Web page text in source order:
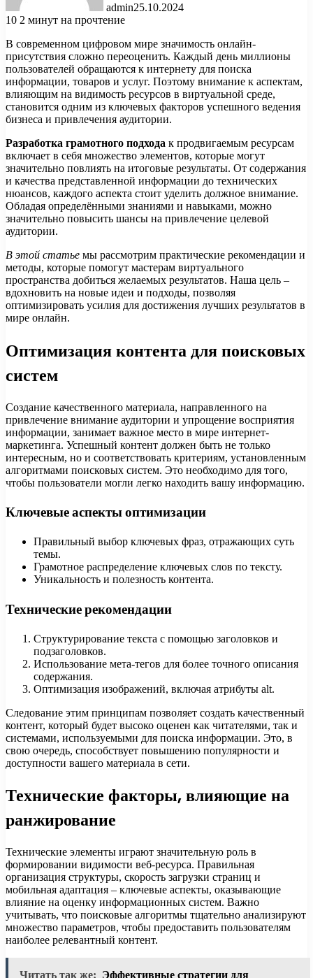
admin25.10.2024
10 2 минут на прочтение
В современном цифровом мире значимость онлайн-
присутствия сложно переоценить. Каждый день миллионы
пользователей обращаются к интернету для поиска
информации, товаров и услуг. Поэтому внимание к аспектам,
влияющим на видимость ресурсов в виртуальной среде,
становится одним из ключевых факторов успешного ведения
бизнеса и привлечения аудитории.
Разработка грамотного подхода к продвигаемым ресурсам
включает в себя множество элементов, которые могут
значительно повлиять на итоговые результаты. От содержания
и качества представленной информации до технических
нюансов, каждого аспекта стоит уделить должное внимание.
Обладая определёнными знаниями и навыками, можно
значительно повысить шансы на привлечение целевой
аудитории.
В этой статье мы рассмотрим практические рекомендации и
методы, которые помогут мастерам виртуального
пространства добиться желаемых результатов. Наша цель –
вдохновить на новые идеи и подходы, позволяя
оптимизировать усилия для достижения лучших результатов в
мире онлайн.
Оптимизация контента для поисковых
систем
Создание качественного материала, направленного на
привлечение внимание аудитории и упрощение восприятия
информации, занимает важное место в мире интернет-
маркетинга. Успешный контент должен быть не только
интересным, но и соответствовать критериям, установленным
алгоритмами поисковых систем. Это необходимо для того,
чтобы пользователи могли легко находить вашу информацию.
Ключевые аспекты оптимизации
Правильный выбор ключевых фраз, отражающих суть
темы.
Грамотное распределение ключевых слов по тексту.
Уникальность и полезность контента.
Технические рекомендации
Структурирование текста с помощью заголовков и
подзаголовков.
Использование мета-тегов для более точного описания
содержания.
Оптимизация изображений, включая атрибуты alt.
Следование этим принципам позволяет создать качественный
контент, который будет высоко оценен как читателями, так и
системами, используемыми для поиска информации. Это, в
свою очередь, способствует повышению популярности и
доступности вашего материала в сети.
Технические факторы, влияющие на
ранжирование
Технические элементы играют значительную роль в
формировании видимости веб-ресурса. Правильная
организация структуры, скорость загрузки страниц и
мобильная адаптация – ключевые аспекты, оказывающие
влияние на оценку информационных систем. Важно
учитывать, что поисковые алгоритмы тщательно анализируют
множество параметров, чтобы предоставить пользователям
наиболее релевантный контент.
Читать так же: Эффективные стратегии для